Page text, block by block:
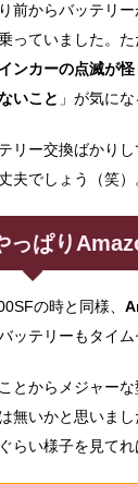
前からバッテリー
っていました。
ンカーの点滅が怪
いこと 」が気に
リー交換ばかり
夫でしょう（笑）
っぱり
の時と同様、
ッテリーもタイム
とからメジャー
無いかと思いま
らい様子を見て